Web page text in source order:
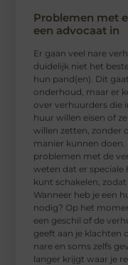
Problemen met
een advocaat in
Er gaan veel nare
duidelijk niet het
hun pand(en). Dit
onderhoud, maar er
over verhuurders die
huur willen eisen of
willen zetten, zonder
manier kunnen
problemen met de
weten dat er speciale
kunt schakelen,
Wanneer heb je een
nodig? Op het
een geschil of de
geeft aan je klachten
nare en soms zelfs
langer krijgt waar je